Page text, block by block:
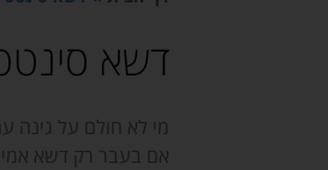
דשא
מי לא חולם על גינה
אם בעבר רק דשא